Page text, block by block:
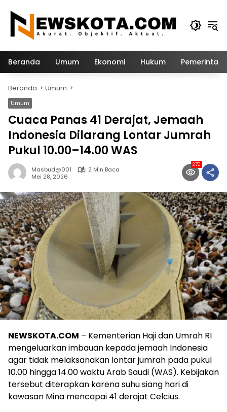
konten
Beranda Umum Ekonomi Hukum
Beranda Umum
Umum
Cuaca Panas 41 Derajat, Jemaah
Indonesia Dilarang Lontar Jumrah
Pukul 10.00–14.00 WAS
Masbud@001
2 Min Baca
Mei 28, 2026
270
NEWSKOTA.COM – Kementerian Haji dan Umrah RI
mengeluarkan imbauan kepada jemaah Indonesia
agar tidak melaksanakan lontar jumrah pada pukul
10.00 hingga 14.00 waktu Arab Saudi (WAS). Kebijakan
tersebut diterapkan karena suhu siang hari di
kawasan Mina mencapai 41 derajat Celcius.